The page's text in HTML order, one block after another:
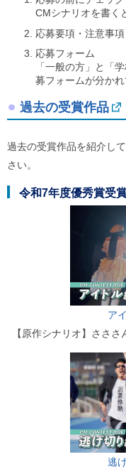
CMシナリオを書く
応募要項・注意事項
応募フォーム
「一般の方」と「
募フォームが分かれ
過去の受賞作品
過去の受賞作品を紹介し
さい。
令和7年度優秀賞受
ア
【原作シナリオ】ささ
逃